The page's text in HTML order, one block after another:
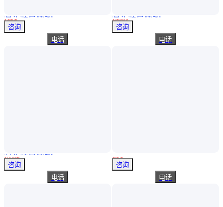
新闻）黑龙江粮食过磅防被骗大秤防作弊检测仪器——大辉狼HL8
真实性已核验
￥ 3680.00
江西南昌
咨询
电话
拓开 防爆圆嘴钳 防爆钳子 防爆手钳 现货 质量保证
真实性已核验
￥ 137.00/把
河北沧州
咨询
电话
CEMS温压流一体式 S型皮托管 靠背管 一根起售 200-2000mm可选
真实性已核验
￥2000 .00/支
江苏南京
咨询
电话
￥880 .00
上海
咨询
电话